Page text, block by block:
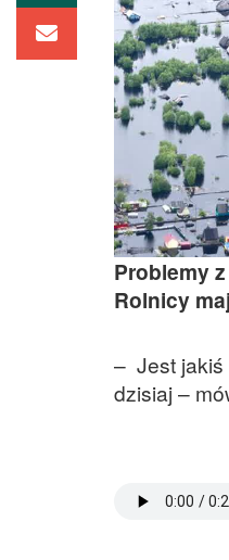
Problemy
Rolnicy
– Jest jakiś
dzisiaj –